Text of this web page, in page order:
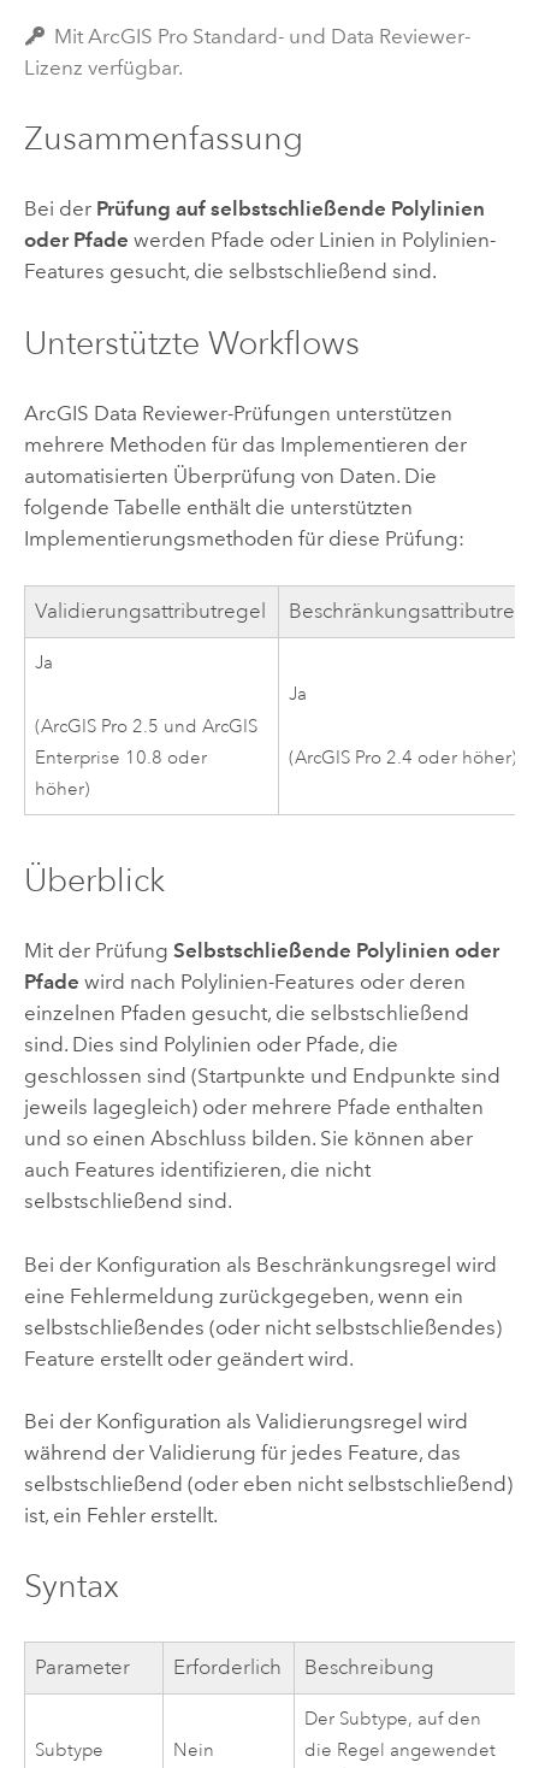
Mit ArcGIS Pro Standard- und Data Reviewer-
Lizenz verfügbar.
Zusammenfassung
Bei der Prüfung auf selbstschließende Polylinien
oder Pfade werden Pfade oder Linien in Polylinien-
Features gesucht, die selbstschließend sind.
Unterstützte Workflows
ArcGIS Data Reviewer-Prüfungen unterstützen
mehrere Methoden für das Implementieren der
automatisierten Überprüfung von Daten. Die
folgende Tabelle enthält die unterstützten
Implementierungsmethoden für diese Prüfung:
Validierungsattributregel
Ja
(ArcGIS Pro 2.5 undArcGIS
Enterprise 10.8 oder
höher)
Ja
(ArcGIS Pro 2.4 oder höher)
Überblick
Mit der Prüfung Selbstschließende Polylinien oder
Pfade wird nach Polylinien-Features oder deren
einzelnen Pfaden gesucht, die selbstschließend
sind. Dies sind Polylinien oder Pfade, die
geschlossen sind (Startpunkte und Endpunkte sind
jeweils lagegleich) oder mehrere Pfade enthalten
und so einen Abschluss bilden. Sie können aber
auch Features identifizieren, die nicht
selbstschließend sind.
Bei der Konfiguration als Beschränkungsregel wird
eine Fehlermeldung zurückgegeben, wenn ein
selbstschließendes (oder nicht selbstschließendes)
Feature erstellt oder geändert wird.
Bei der Konfiguration als Validierungsregel wird
während der Validierung für jedes Feature, das
selbstschließend (oder eben nicht selbstschließend)
ist, ein Fehler erstellt.
Syntax
Parameter Erforderlich Beschreibung
Subtype Nein
Der Subtype, auf den
die Regel angewendet